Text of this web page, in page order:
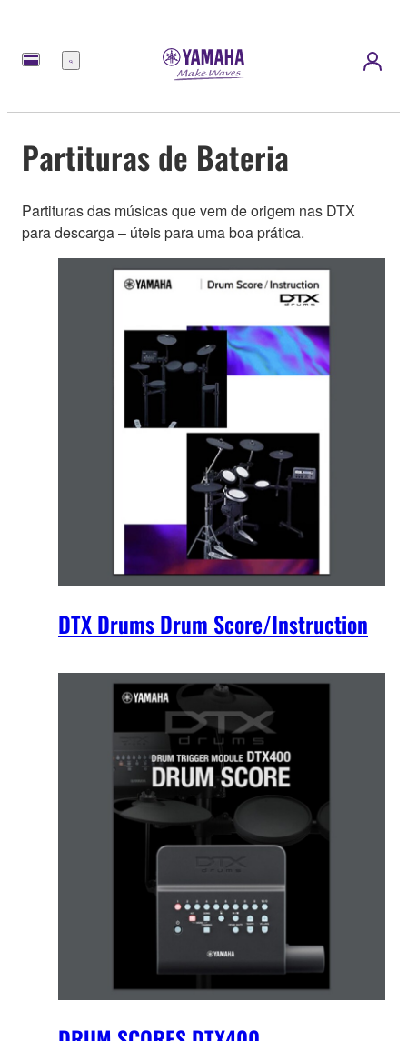
Menu
Partituras de Bateria
Partituras das músicas que vem de origem nas DTX
para descarga – úteis para uma boa prática.
DTX Drums Drum Score/Instruction